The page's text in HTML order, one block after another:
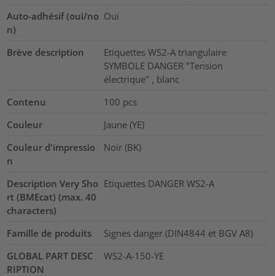
Auto-adhésif (oui/no
n)
Oui
Brève description
Etiquettes WS2-A triangulaire
SYMBOLE DANGER "Tension
électrique" , blanc
Contenu
100 pcs
Couleur
Jaune (YE)
Couleur d'impressio
n
Noir (BK)
Description Very Sho
rt (BMEcat) (max. 40
characters)
Etiquettes DANGER WS2-A
Famille de produits
Signes danger (DIN4844 et BGV A8)
GLOBAL PART DESC
RIPTION
WS2-A-150-YE